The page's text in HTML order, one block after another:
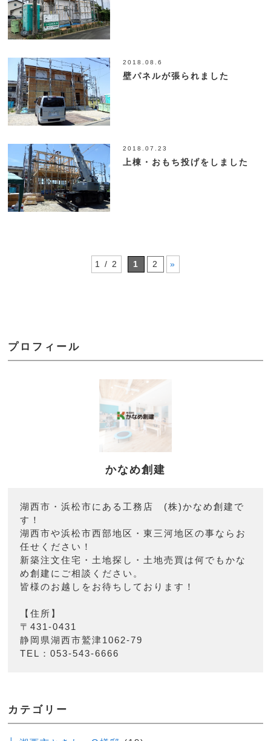
壁パネルが張られました
2018.08.6
上棟・おもち投げをしました
2018.07.23
1 / 2 1 2 »
プロフィール
かなめ創建
湖西市・浜松市にある工務店 (株)かなめ創建で
す！
湖西市や浜松市西部地区・東三河地区の事ならお
任せください！
新築注文住宅・土地探し・土地売買は何でもかな
め創建にご相談ください。
皆様のお越しをお待ちしております！
【住所】
〒431-0431
静岡県湖西市鷲津1062-79
TEL：053-543-6666
カテゴリー